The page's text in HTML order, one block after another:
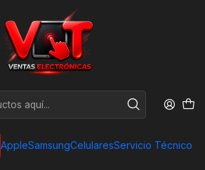
AppleSamsungCelularesServicio Técnico